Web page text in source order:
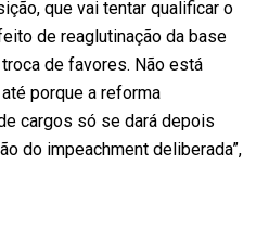
que vai tentar qualificar o
de reaglutinação da base
de favores. Não está
porque a reforma
cargos só se dará depois
do impeachment deliberada”,